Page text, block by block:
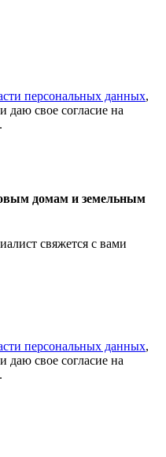
персональных данных,
и даю свое согласие на
домам и земельным
свяжется с вами
персональных данных,
и даю свое согласие на